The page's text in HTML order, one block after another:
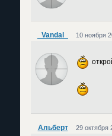
_Vandal_ 10 ноября
Альберт 29 октября